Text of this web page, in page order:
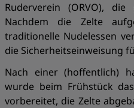
Ruderverein (ORVO),
Nachdem die Zelte
traditionelle Nudelessen
die Sicherheitseinweisung
Nach einer (hoffentlich)
wurde beim Frühstück
vorbereitet, die Zelte